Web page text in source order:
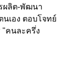
ผลิต-พัฒนา
เอง ตอบโจทย์
คนละครึ่ง